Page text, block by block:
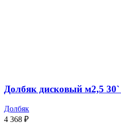
Долбяк дисковый м2,5 30`
Долбяк
4 368 ₽